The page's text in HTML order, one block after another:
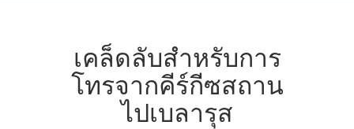
เคล็ดลับสำหรับการ
โทรจากคีร์กีซสถาน
ไปเบลารุส